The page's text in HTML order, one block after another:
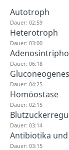
Autotroph
Dauer: 02:59
Heterotroph
Dauer: 03:00
Dauer: 06:18
Dauer: 04:25
Homöostase
Dauer: 02:15
Dauer: 03:14
Antibiotika
Dauer: 03:15